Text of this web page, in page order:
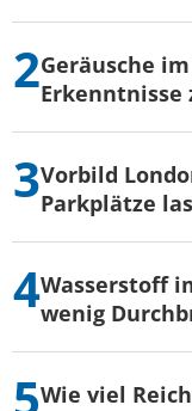
Geräusche
Erkenntnisse
Vorbild
Parkplätze
Wasserstoff
wenig
Wie viel